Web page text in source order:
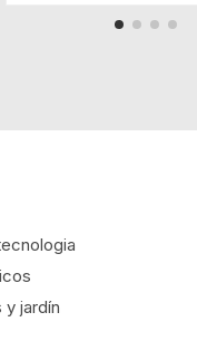
y jardín